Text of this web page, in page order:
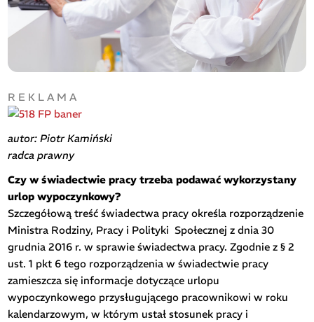
R E K L A M A
autor: Piotr Kamiński
radca prawny
Czy w świadectwie pracy trzeba podawać wykorzystany
urlop wypoczynkowy?
Szczegółową treść świadectwa pracy określa rozporządzenie
Ministra Rodziny, Pracy i Polityki Społecznej z dnia 30
grudnia 2016 r. w sprawie świadectwa pracy. Zgodnie z § 2
ust. 1 pkt 6 tego rozporządzenia w świadectwie pracy
zamieszcza się informacje dotyczące urlopu
wypoczynkowego przysługującego pracownikowi w roku
kalendarzowym, w którym ustał stosunek pracy i